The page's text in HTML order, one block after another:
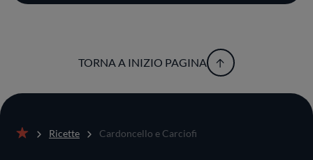
TORNA A INIZIO PAGINA
Ricette Cardoncello e Carciofi